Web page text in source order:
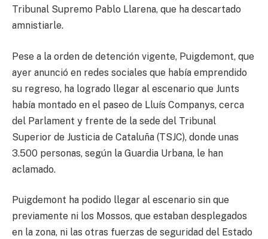
Tribunal Supremo Pablo Llarena, que ha descartado
amnistiarle.
Pese a la orden de detención vigente, Puigdemont, que
ayer anunció en redes sociales que había emprendido
su regreso, ha logrado llegar al escenario que Junts
había montado en el paseo de Lluís Companys, cerca
del Parlament y frente de la sede del Tribunal
Superior de Justicia de Cataluña (TSJC), donde unas
3.500 personas, según la Guardia Urbana, le han
aclamado.
Puigdemont ha podido llegar al escenario sin que
previamente ni los Mossos, que estaban desplegados
en la zona, ni las otras fuerzas de seguridad del Estado